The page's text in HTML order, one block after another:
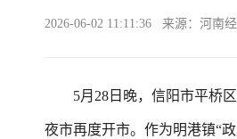
2026-06-02 11:11:36 来源：河南
5月28日晚，信阳市平桥区
夜市再度开市。作为明港镇“